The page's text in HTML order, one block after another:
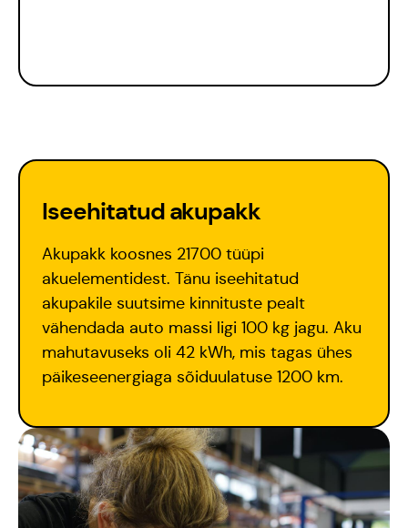
Iseehitatud akupakk
Akupakk koosnes 21700 tüüpi
akuelementidest. Tänu iseehitatud
akupakile suutsime kinnituste pealt
vähendada auto massi ligi 100 kg jagu. Aku
mahutavuseks oli 42 kWh, mis tagas ühes
päikeseenergiaga sõiduulatuse 1200 km.